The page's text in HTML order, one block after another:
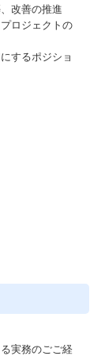
改善の推進
ロジェクトの
するポジショ
実務のごご経